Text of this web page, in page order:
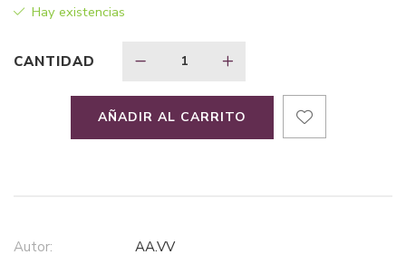
$121,66. $91,24.
Hay existencias
CANTIDAD
AÑADIR AL CARRITO
Autor: AA.VV